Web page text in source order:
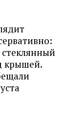
крышей.